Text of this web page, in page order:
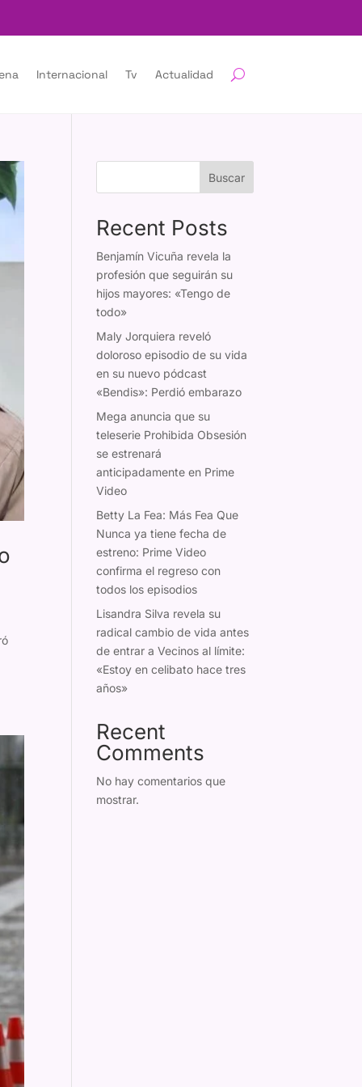
Internacional Tv Actualidad
Buscar
Recent Posts
Benjamín Vicuña revela la
profesión que seguirán su
hijos mayores: «Tengo de
todo»
Maly Jorquiera reveló
doloroso episodio de su vida
en su nuevo pódcast
«Bendis»: Perdió embarazo
Mega anuncia que su
teleserie Prohibida Obsesión
se estrenará
anticipadamente en Prime
Video
Betty La Fea: Más Fea Que
Nunca ya tiene fecha de
estreno: Prime Video
confirma el regreso con
todos los episodios
Lisandra Silva revela su
radical cambio de vida antes
de entrar a Vecinos al límite:
«Estoy en celibato hace tres
años»
Recent
Comments
No hay comentarios que
mostrar.